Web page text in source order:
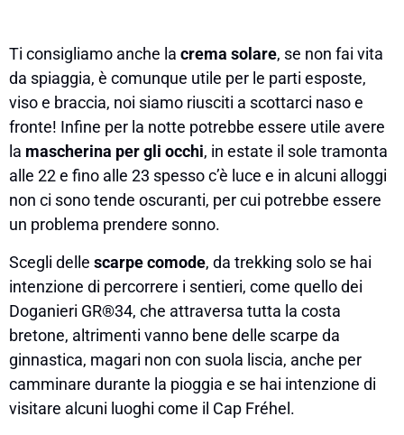
Ti consigliamo anche la crema solare, se non fai vita
da spiaggia, è comunque utile per le parti esposte,
viso e braccia, noi siamo riusciti a scottarci naso e
fronte! Infine per la notte potrebbe essere utile avere
la mascherina per gli occhi, in estate il sole tramonta
alle 22 e fino alle 23 spesso c’è luce e in alcuni alloggi
non ci sono tende oscuranti, per cui potrebbe essere
un problema prendere sonno.
Scegli delle scarpe comode, da trekking solo se hai
intenzione di percorrere i sentieri, come quello dei
Doganieri GR®34, che attraversa tutta la costa
bretone, altrimenti vanno bene delle scarpe da
ginnastica, magari non con suola liscia, anche per
camminare durante la pioggia e se hai intenzione di
visitare alcuni luoghi come il Cap Fréhel.